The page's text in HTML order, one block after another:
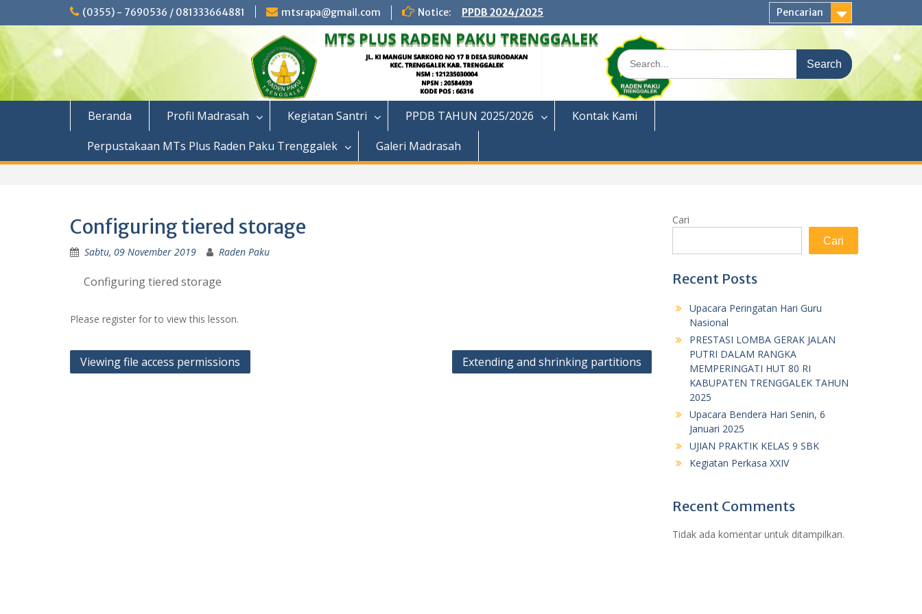
(0355) - 7690536 / 081333664881 mtsrapa@gmail.com Notice: PPDB 2024/2025 Pencarian
Search
for:
Beranda Profil Madrasah Kegiatan Santri PPDB TAHUN 2025/2026
Kontak Kami
Perpustakaan MTs Plus Raden Paku Trenggalek
Galeri Madrasah
Configuring tiered storage
Sabtu, 09 November 2019 Raden Paku
Configuring tiered storage
Please register forto view this lesson.
Navigasi
Viewing file access permissions Extending and shrinking partitions
Cari
Cari
Recent Posts
Upacara Peringatan Hari Guru
Nasional
PRESTASI LOMBA GERAK JALAN
PUTRI DALAM RANGKA
MEMPERINGATI HUT 80 RI
KABUPATEN TRENGGALEK TAHUN
2025
Upacara Bendera Hari Senin, 6
Januari 2025
UJIAN PRAKTIK KELAS 9 SBK
Kegiatan Perkasa XXIV
Recent Comments
Tidak ada komentar untuk ditampilkan.